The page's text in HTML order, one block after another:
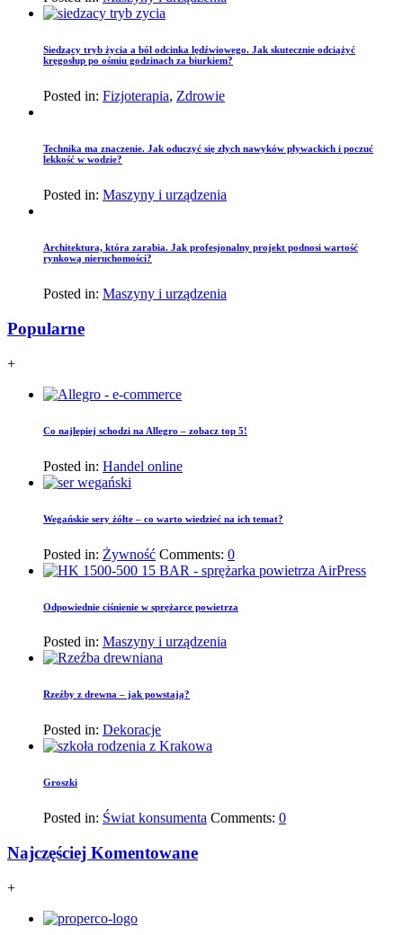
Siedzący tryb życia a ból odcinka lędźwiowego. Jak skutecznie odciążyć
kręgosłup po ośmiu godzinach za biurkiem?
Posted in: Fizjoterapia, Zdrowie
Technika ma znaczenie. Jak oduczyć się złych nawyków pływackich i poczuć
lekkość w wodzie?
Posted in: Maszyny i urządzenia
Architektura, która zarabia. Jak profesjonalny projekt podnosi wartość
rynkową nieruchomości?
Posted in: Maszyny i urządzenia
Popularne
+
Co najlepiej schodzi na Allegro – zobacz top 5!
Posted in: Handel online
Wegańskie sery żółte – co warto wiedzieć na ich temat?
Posted in: Żywność Comments: 0
Odpowiednie ciśnienie w sprężarce powietrza
Posted in: Maszyny i urządzenia
Rzeźby z drewna – jak powstają?
Posted in: Dekoracje
Groszki
Posted in: Świat konsumenta Comments: 0
Najczęściej Komentowane
+